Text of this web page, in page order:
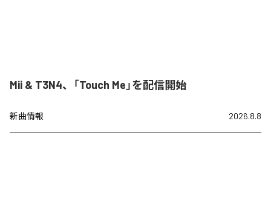
Mii & T3N4、「Touch Me」を配信開始
新曲情報 2026.8.8